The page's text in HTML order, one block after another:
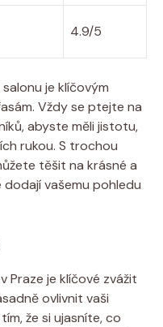
4.9/5
je ⁣klíčovým‍
Vždy‍ se‌ ptejte na
abyste měli⁢ jistotu,
rukou. ‌S trochou
⁢těšit ⁤na krásné a
vašemu pohledu
Praze je klíčové⁢ zvážit
ovlivnit ‌vaši
že si ujasníte, ‍co